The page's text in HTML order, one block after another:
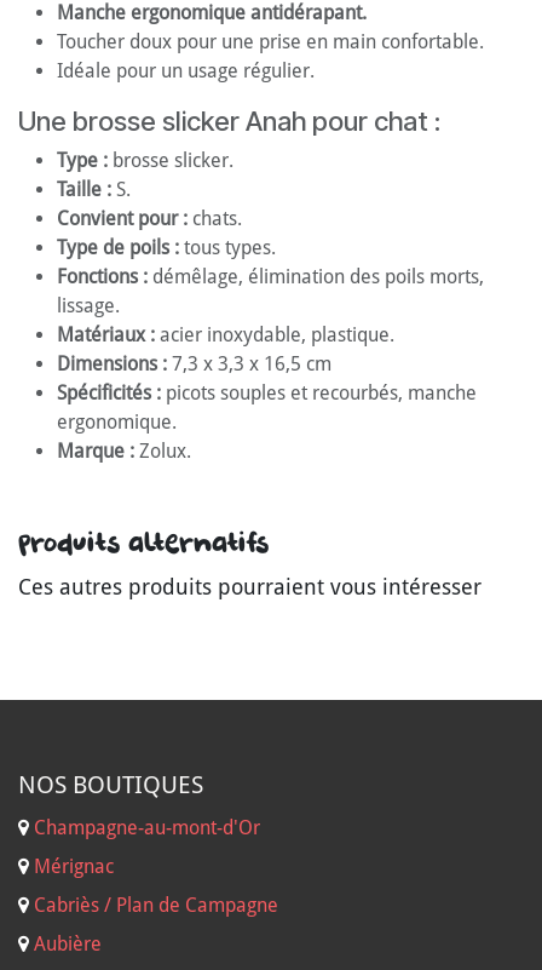
Manche ergonomique antidérapant.
Toucher doux pour une prise en main confortable.
Idéale pour un usage régulier.
Une brosse slicker Anah pour chat :
Type : brosse slicker.
Taille : S.
Convient pour : chats.
Type de poils : tous types.
Fonctions : démêlage, élimination des poils morts,
lissage.
Matériaux : acier inoxydable, plastique.
Dimensions : 7,3 x 3,3 x 16,5 cm
Spécificités : picots souples et recourbés, manche
ergonomique.
Marque : Zolux.
Produits alternatifs
Ces autres produits pourraient vous intéresser
NOS BOUTIQUES
Champagne-au-mont-d'Or
Mérignac
Cabriès / Plan de Campagne
Aubière